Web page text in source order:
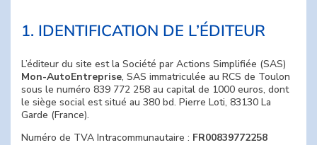
1. IDENTIFICATION DE L’ÉDITEUR
L’éditeur du site est la Société par Actions Simplifiée (SAS)
Mon-AutoEntreprise, SAS immatriculée au RCS de Toulon
sous le numéro 839 772 258 au capital de 1000 euros, dont
le siège social est situé au 380 bd. Pierre Loti, 83130 La
Garde (France).
Numéro de TVA Intracommunautaire : FR00839772258